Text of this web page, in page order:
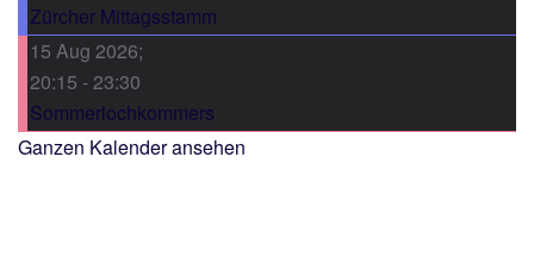
Zürcher Mittagsstamm
15 Aug 2026;
20:15 -23:30
Sommerlochkommers
Ganzen Kalender ansehen